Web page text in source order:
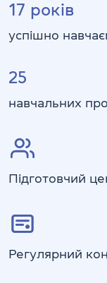
17 років
успішно
25
навчальних
Підготовчий
Регулярний